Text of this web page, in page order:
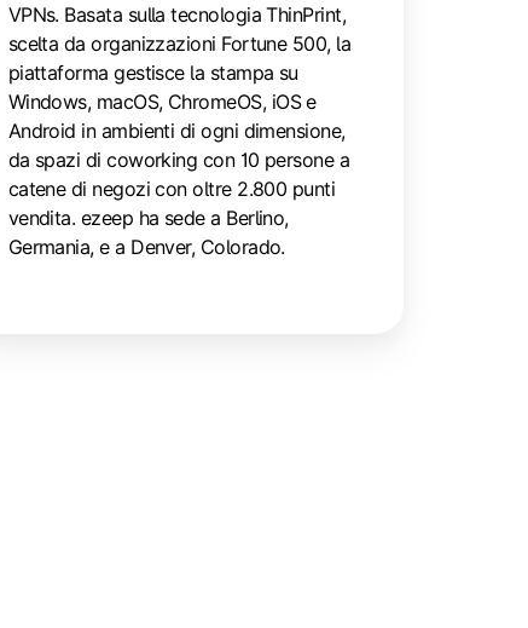
VPNs. Basata sulla tecnologia ThinPrint,
scelta da organizzazioni Fortune 500, la
piattaforma gestisce la stampa su
Windows, macOS, ChromeOS, iOS e
Android in ambienti di ogni dimensione,
da spazi di coworking con 10 persone a
catene di negozi con oltre 2.800 punti
vendita. ezeep ha sede a Berlino,
Germania, e a Denver, Colorado.